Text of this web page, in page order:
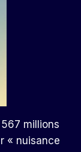
millions
« nuisance